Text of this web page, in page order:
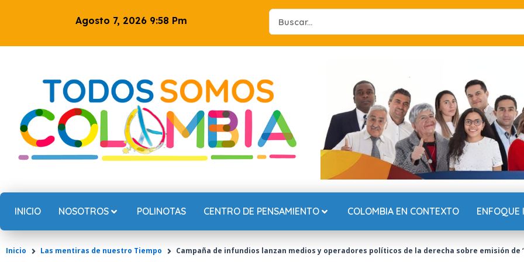
Agosto 7, 2026 9:58 Pm
Search
...
INICIO NOSOTROS POLINOTAS CENTRO DE PENSAMIENTO COLOMBIA EN CONTEXTO ENFOQUE
Inicio Las mentiras de nuestro Tiempo Campaña de infundios lanzan medios y operadores políticos de la derecha sobre emisión de